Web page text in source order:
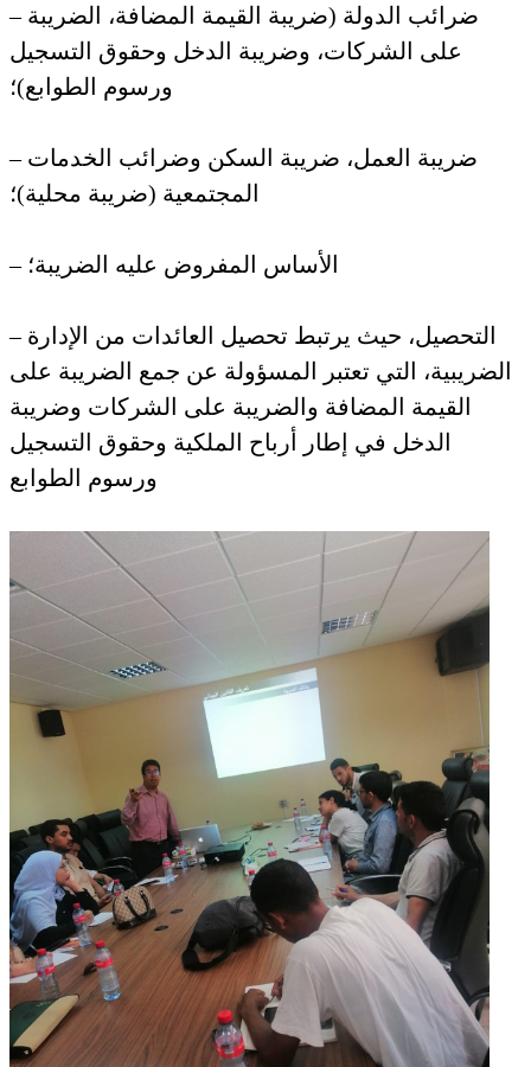
– ضرائب الدولة (ضريبة القيمة المضافة، الضريبة
على الشركات، وضريبة الدخل وحقوق التسجيل
ورسوم الطوابع)؛
– ضريبة العمل، ضريبة السكن وضرائب الخدمات
المجتمعية (ضريبة محلية)؛
– الأساس المفروض عليه الضريبة؛
– التحصيل، حيث يرتبط تحصيل العائدات من الإدارة
الضريبية، التي تعتبر المسؤولة عن جمع الضريبة على
القيمة المضافة والضريبة على الشركات وضريبة
الدخل في إطار أرباح الملكية وحقوق التسجيل
ورسوم الطوابع